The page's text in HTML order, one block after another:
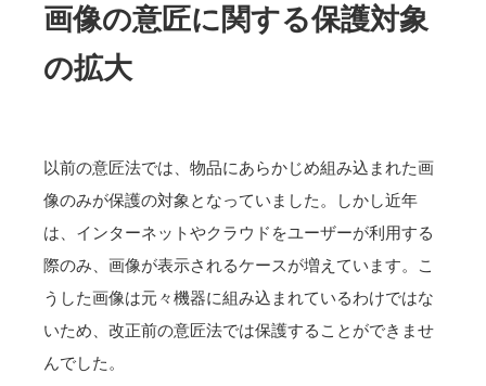
画像の意匠に関する保護対象
の拡大
以前の意匠法では、物品にあらかじめ組み込まれた画
像のみが保護の対象となっていました。しかし近年
は、インターネットやクラウドをユーザーが利用する
際のみ、画像が表示されるケースが増えています。こ
うした画像は元々機器に組み込まれているわけではな
いため、改正前の意匠法では保護することができませ
んでした。